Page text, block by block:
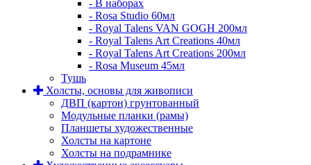
- В наборах
- Rosa Studio 60мл
- Royal Talens VAN GOGH 200мл
- Royal Talens Art Creations 40мл
- Royal Talens Art Creations 200мл
- Rosa Museum 45мл
Тушь
Холсты, основы для живописи
ДВП (картон) грунтованный
Модульные планки (рамы)
Планшеты художественные
Холсты на картоне
Холсты на подрамнике